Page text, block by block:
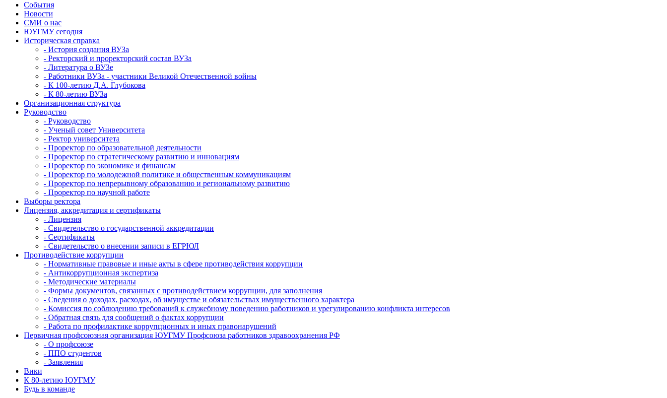
События
Новости
СМИ о нас
ЮУГМУ сегодня
Историческая справка
- История создания ВУЗа
- Ректорский и проректорский состав ВУЗа
- Литература о ВУЗе
- Работники ВУЗа - участники Великой Отечественной войны
- К 100-летию Д.А. Глубокова
- К 80-летию ВУЗа
Организационная структура
Руководство
- Руководство
- Ученый совет Университета
- Ректор университета
- Проректор по образовательной деятельности
- Проректор по стратегическому развитию и инновациям
- Проректор по экономике и финансам
- Проректор по молодежной политике и общественным коммуникациям
- Проректор по непрерывному образованию и региональному развитию
- Проректор по научной работе
Выборы ректора
Лицензия, аккредитация и сертификаты
- Лицензия
- Свидетельство о государственной аккредитации
- Сертификаты
- Свидетельство о внесении записи в ЕГРЮЛ
Противодействие коррупции
- Нормативные правовые и иные акты в сфере противодействия коррупции
- Антикоррупционная экспертиза
- Методические материалы
- Формы документов, связанных с противодействием коррупции, для заполнения
- Сведения о доходах, расходах, об имуществе и обязательствах имущественного характера
- Комиссия по соблюдению требований к служебному поведению работников и урегулированию конфликта интересов
- Обратная связь для сообщений о фактах коррупции
- Работа по профилактике коррупционных и иных правонарушений
Первичная профсоюзная организация ЮУГМУ Профсоюза работников здравоохранения РФ
- О профсоюзе
- ППО студентов
- Заявления
Вики
К 80-летию ЮУГМУ
Будь в команде